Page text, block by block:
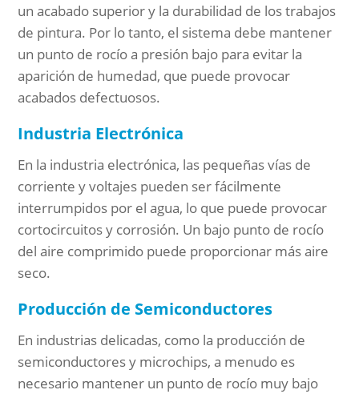
un acabado superior y la durabilidad de los trabajos
de pintura. Por lo tanto, el sistema debe mantener
un punto de rocío a presión bajo para evitar la
aparición de humedad, que puede provocar
acabados defectuosos.
Industria Electrónica
En la industria electrónica, las pequeñas vías de
corriente y voltajes pueden ser fácilmente
interrumpidos por el agua, lo que puede provocar
cortocircuitos y corrosión. Un bajo punto de rocío
del aire comprimido puede proporcionar más aire
seco.
Producción de Semiconductores
En industrias delicadas, como la producción de
semiconductores y microchips, a menudo es
necesario mantener un punto de rocío muy bajo